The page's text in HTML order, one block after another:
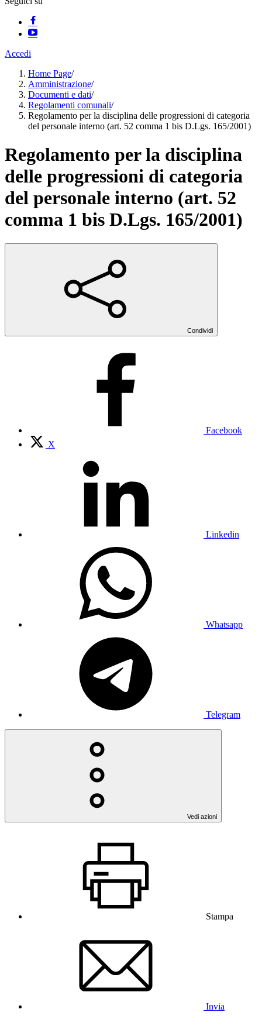
Accedi
Home Page/
Amministrazione/
Documenti e dati/
Regolamenti comunali/
Regolamento per la disciplina delle progressioni di categoria
del personale interno (art. 52 comma 1 bis D.Lgs. 165/2001)
Regolamento per la disciplina
delle progressioni di categoria
del personale interno (art. 52
comma 1 bis D.Lgs. 165/2001)
Condividi
Facebook
X
Linkedin
Whatsapp
Telegram
Vedi azioni
Stampa
Invia